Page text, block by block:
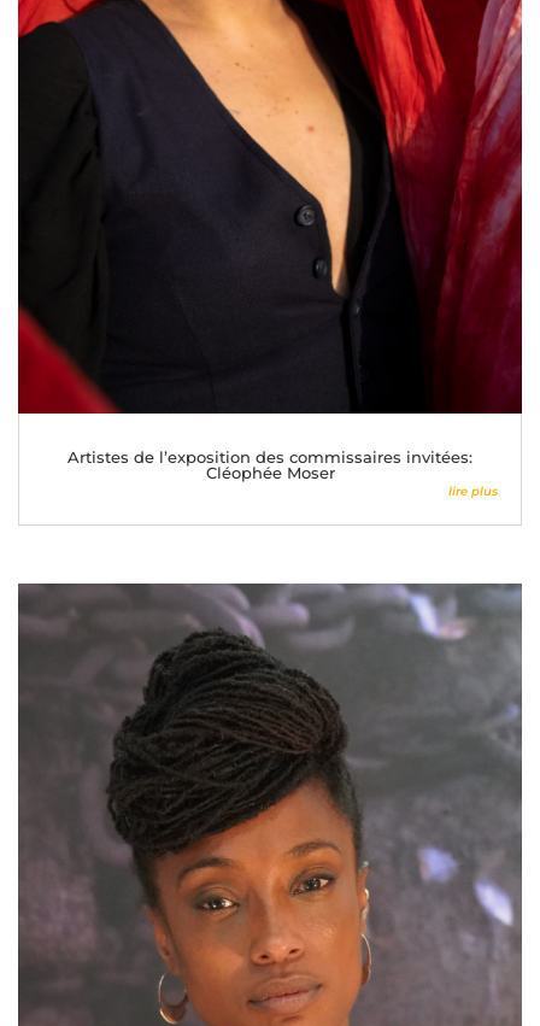
Artistes de l’exposition des commissaires invitées:
Cléophée Moser
lire plus